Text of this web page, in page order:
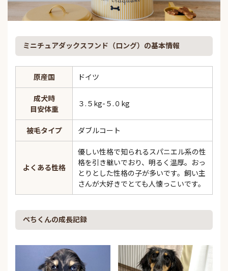
ミニチュアダックスフンド（ロング）の基本情報
原産国 ドイツ
成犬時
目安体重
３.５kg-５.０kg
被毛タイプ ダブルコート
よくある性格
優しい性格で知られるスパニエル系の性
格を引き継いでおり、明るく温厚。おっ
とりとした性格の子が多いです。飼い主
さんが大好きでとても人懐っこいです。
ぺちくんの成長記録